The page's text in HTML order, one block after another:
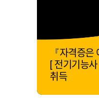
『자격증은
[ 전기기능
취득